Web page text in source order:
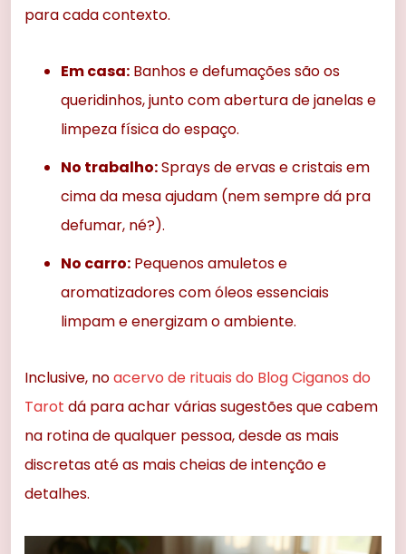
para cada contexto.
Em casa: Banhos e defumações são os
queridinhos, junto com abertura de janelas e
limpeza física do espaço.
No trabalho:Sprays de ervas e cristais em
cima da mesa ajudam (nem sempre dá pra
defumar, né?).
No carro: Pequenos amuletos e
aromatizadores com óleos essenciais
limpam e energizam o ambiente.
Inclusive, noacervo de rituais do Blog Ciganos do
Tarot dá para achar várias sugestões que cabem
na rotina de qualquer pessoa, desde as mais
discretas até as mais cheias de intenção e
detalhes.